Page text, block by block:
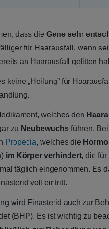
dass die Gene sehr
für Haarausfall, wenn
an Haarausfall gelitten
keine „Heilung” für
welches den
zu Neubewuchs führen.
Propecia, welches die
im Körper verhindert, die
täglich eingenommen. Es
voll eintritt.
wird Finasterid auch zur
(BHP). Es ist wichtig zu